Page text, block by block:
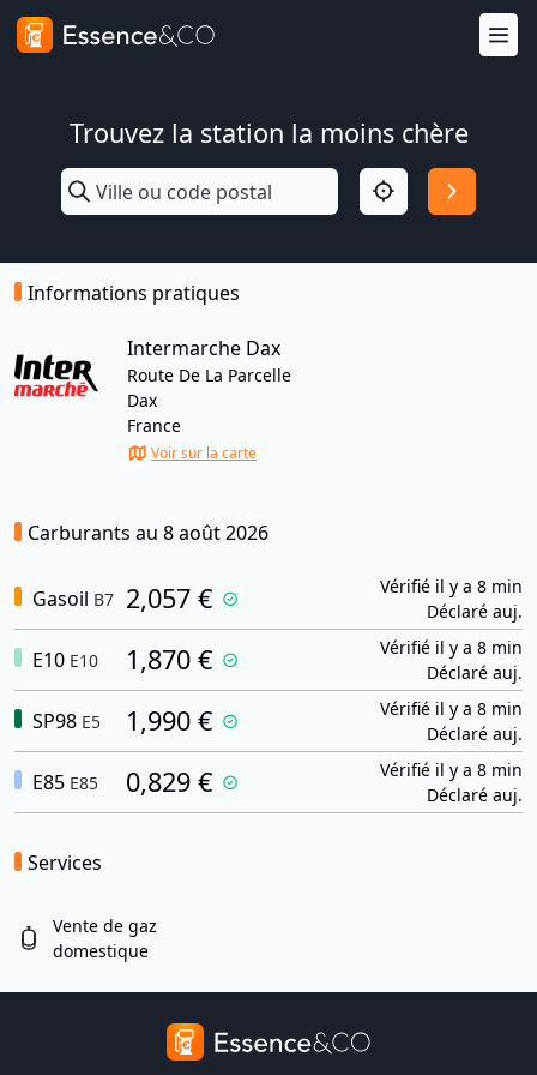
Trouvez la station la moins chère
Informations pratiques
Intermarche Dax
Route De La Parcelle
Dax
France
Voir sur la carte
Carburants au 8 août 2026
Gasoil B7 2,057 €
Vérifié il y a 8 min
Déclaré auj.
E10 E10 1,870 €
Vérifié il y a 8 min
Déclaré auj.
SP98 E5 1,990 €
Vérifié il y a 8 min
Déclaré auj.
E85 E85 0,829 €
Vérifié il y a 8 min
Déclaré auj.
Services
Vente de gaz
domestique